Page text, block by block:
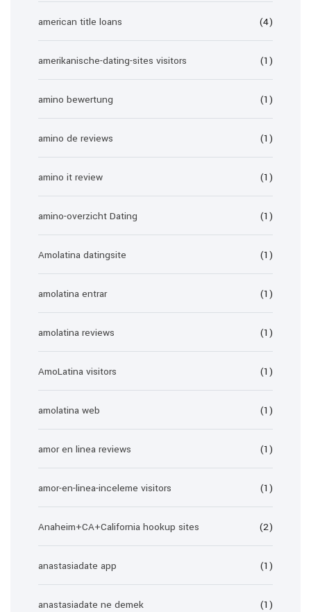
american title loans (4)
amerikanische-dating-sites visitors (1)
amino bewertung (1)
amino de reviews (1)
amino it review (1)
amino-overzicht Dating (1)
Amolatina datingsite (1)
amolatina entrar (1)
amolatina reviews (1)
AmoLatina visitors (1)
amolatina web (1)
amor en linea reviews (1)
amor-en-linea-inceleme visitors (1)
Anaheim+CA+California hookup sites (2)
anastasiadate app (1)
anastasiadate ne demek (1)